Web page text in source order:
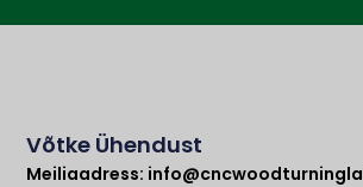
Võtke Ühendust
Meiliaadress: